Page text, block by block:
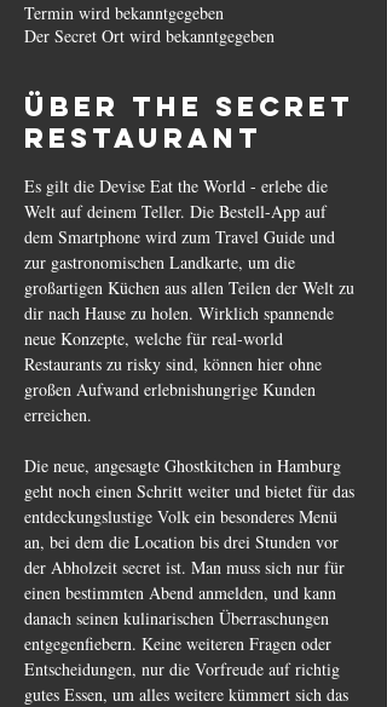
Termin wird bekanntgegeben
Der Secret Ort wird bekanntgegeben
Über The Secret
Restaurant
Es gilt die Devise Eat the World - erlebe die
Welt auf deinem Teller. Die Bestell-App auf
dem Smartphone wird zum Travel Guide und
zur gastronomischen Landkarte, um die
großartigen Küchen aus allen Teilen der Welt zu
dir nach Hause zu holen. Wirklich spannende
neue Konzepte, welche für real-world
Restaurants zu risky sind, können hier ohne
großen Aufwand erlebnishungrige Kunden
erreichen.
Die neue, angesagte Ghostkitchen in Hamburg
geht noch einen Schritt weiter und bietet für das
entdeckungslustige Volk ein besonderes Menü
an, bei dem die Location bis drei Stunden vor
der Abholzeit secret ist. Man muss sich nur für
einen bestimmten Abend anmelden, und kann
danach seinen kulinarischen Überraschungen
entgegenfiebern. Keine weiteren Fragen oder
Entscheidungen, nur die Vorfreude auf richtig
gutes Essen, um alles weitere kümmert sich das